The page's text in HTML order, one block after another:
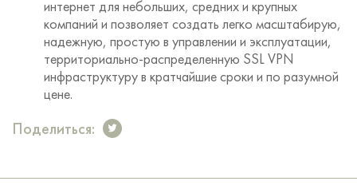
интернет для небольших, средних и крупных
компаний и позволяет создать легко масштабирую,
надежную, простую в управлении и эксплуатации,
территориально-распределенную SSL VPN
инфраструктуру в кратчайшие сроки и по разумной
цене.
Поделиться: